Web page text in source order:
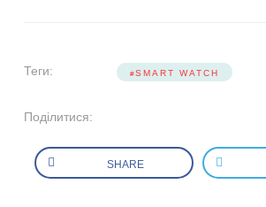
Теги: SMART WATCH
Поділитися:
SHARE